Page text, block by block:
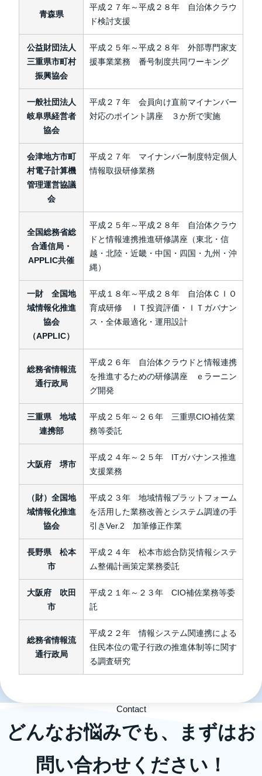
青森県
平成２７年～平成２８年 自治体クラウ
ド検討支援
公益財団法人
三重県市町村
振興協会
平成２５年～平成２８年 外部専門家支
援事業業務 番号制度共同ワーキング
一般社団法人
岐阜県経営者
協会
平成２７年 会員向け直前マイナンバー
対応のポイント講座 ３か所で実施
会津地方市町
村電子計算機
管理運営協議
会
平成２７年 マイナンバー制度特定個人
情報取扱研修業務
全国総務省総
合通信局・
APPLIC共催
平成２５年～平成２８年 自治体クラウ
ドと情報連携推進研修講座（東北・信
越・北陸・近畿・中国・四国・九州・沖
縄）
一財 全国地
域情報化推進
協会
（APPLIC）
平成１８年～平成２８年 自治体ＣＩＯ
育成研修 ＩＴ投資評価・ＩＴガバナン
ス・全体最適化・運用設計
総務省情報流
通行政局
平成２６年 自治体クラウドと情報連携
を推進するための研修講座 ｅラーニン
グ開発
三重県 地域
連携部
平成２５年～２６年 三重県CIO補佐業
務等委託
大阪府 堺市
平成２４年～２５年 ITガバナンス推進
支援業務
（財）全国地
域情報化推進
協会
平成２３年 地域情報プラットフォーム
を活用した業務改善とシステム調達の手
引きVer.2 加筆修正作業
長野県 松本
市
平成２４年 松本市総合防災情報システ
ム整備計画策定業務委託
大阪府 吹田
市
平成２１年～２３年 CIO補佐業務等委
託
総務省情報流
通行政局
平成２２年 情報システム関連携による
住民本位の電子行政の推進体制等に関す
る調査研究
どんなお悩みでも、まずはお
問い合わせください！
Contact